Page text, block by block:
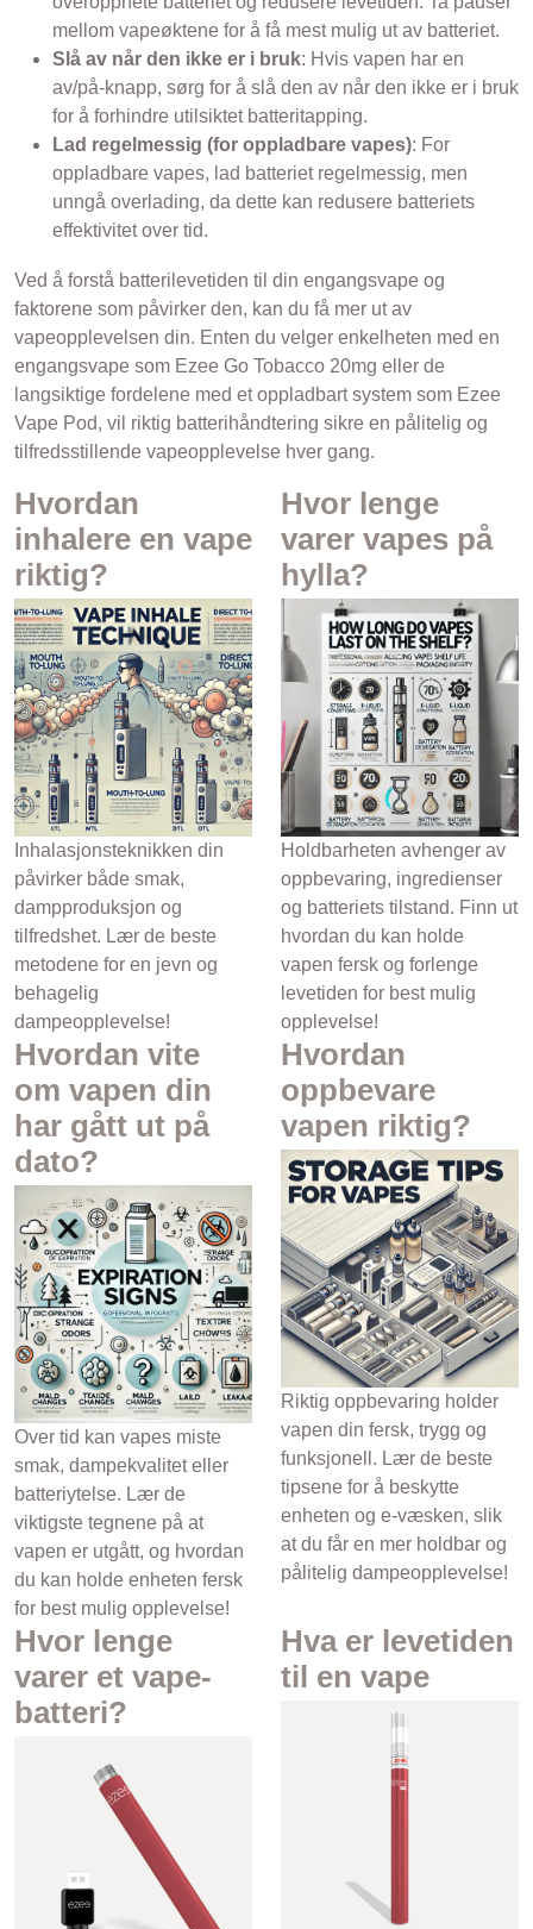
mellom vapeøktene for å få mest mulig ut av batteriet.
Slå av når den ikke er i bruk: Hvis vapen har en
av/på-knapp, sørg for å slå den av når den ikke er i bruk
for å forhindre utilsiktet batteritapping.
Lad regelmessig (for oppladbare vapes): For
oppladbare vapes, lad batteriet regelmessig, men
unngå overlading, da dette kan redusere batteriets
effektivitet over tid.
Ved å forstå batterilevetiden til din engangsvape og
faktorene som påvirker den, kan du få mer ut av
vapeopplevelsen din. Enten du velger enkelheten med en
engangsvape som Ezee Go Tobacco 20mg eller de
langsiktige fordelene med et oppladbart system som Ezee
Vape Pod, vil riktig batterihåndtering sikre en pålitelig og
tilfredsstillende vapeopplevelse hver gang.
Hvordan
inhalere en vape
riktig?
Inhalasjonsteknikken din
påvirker både smak,
dampproduksjon og
tilfredshet. Lær de beste
metodene for en jevn og
behagelig
dampeopplevelse!
Hvor lenge
varer vapes på
hylla?
Holdbarheten avhenger av
oppbevaring, ingredienser
og batteriets tilstand. Finn ut
hvordan du kan holde
vapen fersk og forlenge
levetiden for best mulig
opplevelse!
Hvordan vite
om vapen din
har gått ut på
dato?
Over tid kan vapes miste
smak, dampekvalitet eller
batteriytelse. Lær de
viktigste tegnene på at
vapen er utgått, og hvordan
du kan holde enheten fersk
for best mulig opplevelse!
Hvordan
oppbevare
vapen riktig?
Riktig oppbevaring holder
vapen din fersk, trygg og
funksjonell. Lær de beste
tipsene for å beskytte
enheten og e-væsken, slik
at du får en mer holdbar og
pålitelig dampeopplevelse!
Hvor lenge
varer et vape-
batteri?
Hva er levetiden
til en vape